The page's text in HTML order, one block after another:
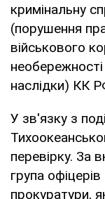
кримінальну
(порушення
військового
наслідки) КК
У зв'язку з
перевірку. За
група
прокуратури,